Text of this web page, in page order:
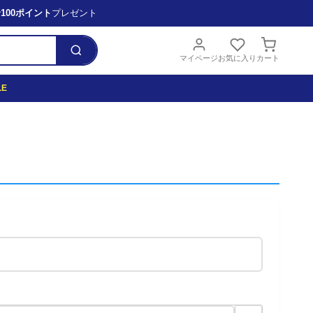
100ポイント プレゼント
マイページお気に入り カート